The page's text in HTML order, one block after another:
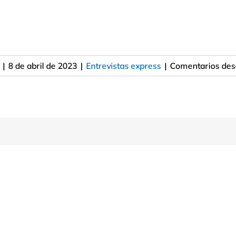
| 8 de abril de 2023 | Entrevistas express | Comentarios